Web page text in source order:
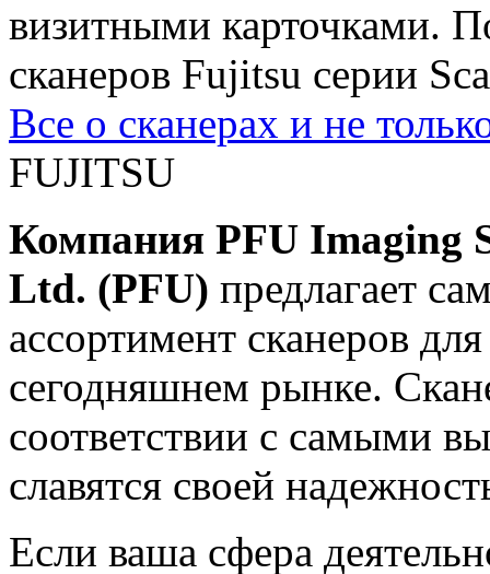
визитными карточками.
сканеров Fujitsu серии
Все о сканерах и не
FUJITSU
Компания PFU Imaging
Ltd. (PFU) предлагает
ассортимент сканеров
сегодняшнем рынке.
соответствии с самыми
славятся своей
Если ваша сфера